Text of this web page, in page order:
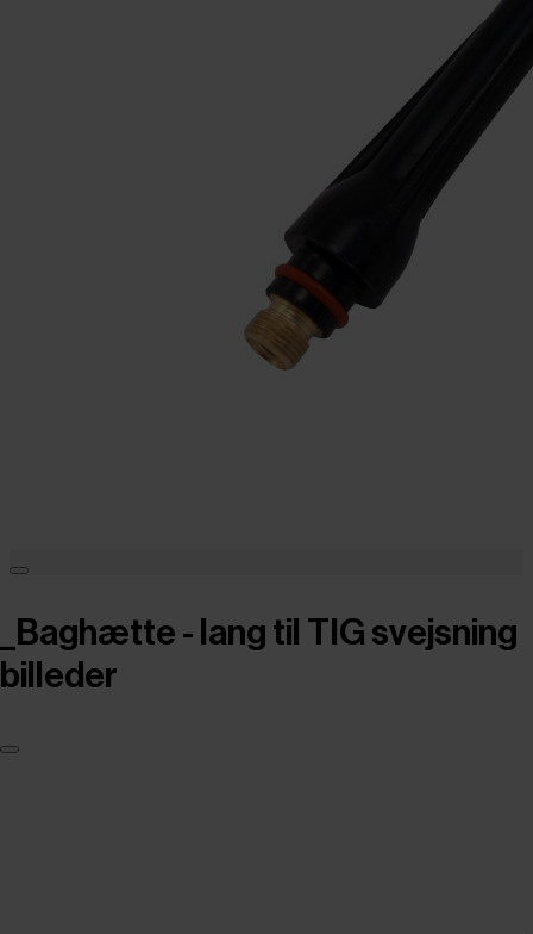
_Baghætte - lang til TIG svejsning
billeder